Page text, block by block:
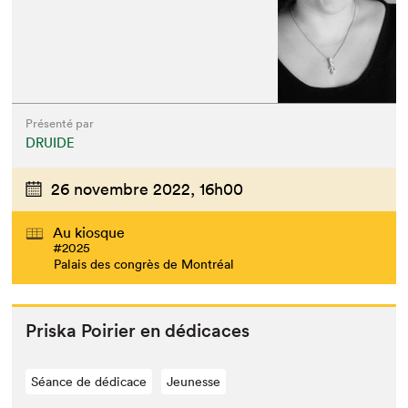
Présenté par
DRUIDE
26 novembre 2022, 16h00
Au kiosque
#2025
Palais des congrès de Montréal
Priska Poiri­er en dédicaces
Séance de dédicace Jeunesse